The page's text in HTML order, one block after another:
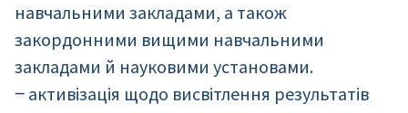
навчальними закладами, а також
закордонними вищими навчальними
закладами й науковими установами.
‒ активізація щодо висвітлення результатів